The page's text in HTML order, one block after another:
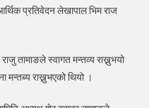
प्रतिवेदन लेखापाल भिम राज
तामाङले स्वागत मन्तव्य राख्नुभयो
मन्तब्य राख्नुभएको थियो ।